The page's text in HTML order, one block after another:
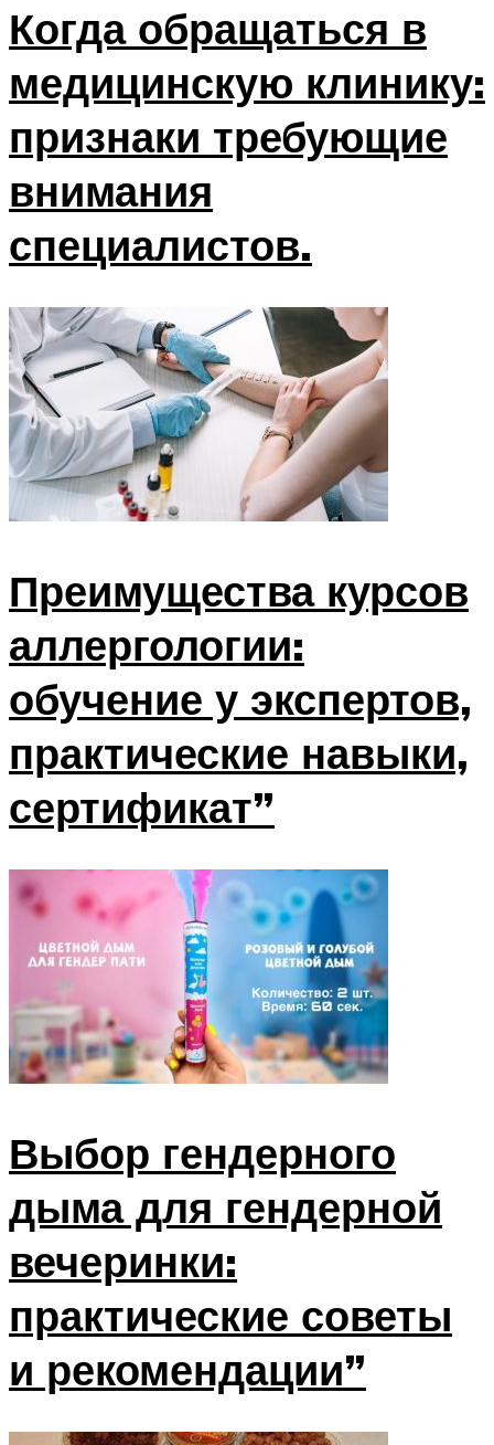
Когда обращаться в
медицинскую клинику:
признаки требующие
внимания
специалистов.
Преимущества курсов
аллергологии:
обучение у экспертов,
практические навыки,
сертификат”
Выбор гендерного
дыма для гендерной
вечеринки:
практические советы
и рекомендации”